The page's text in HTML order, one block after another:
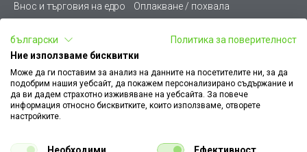
Внос и търговия на едро
Оплакване / похвала
Условия за ползване
Стани дистрибутор
Карта на сайта
Кариери
Как да намеря документ
към поръчка
Платформа за AРС
български
Политика за поверителност
Ние използваме бисквитки
Може да ги поставим за анализ на данните на посетителите ни, за да
подобрим нашия уебсайт, да покажем персонализирано съдържание и
да ви дадем страхотно изживяване на уебсайта. За повече
информация относно бисквитките, които използваме, отворете
настройките.
Необходими Ефективност